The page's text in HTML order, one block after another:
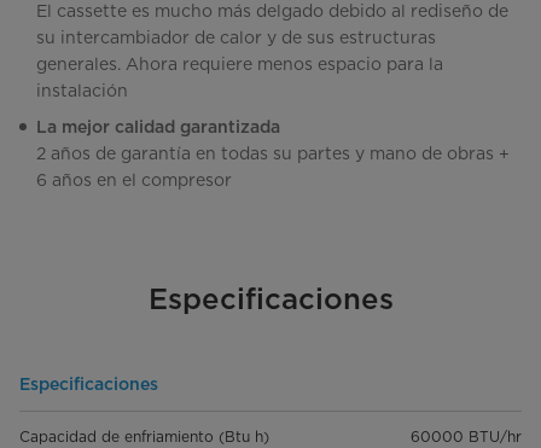
El cassette es mucho más delgado debido al rediseño de
su intercambiador de calor y de sus estructuras
generales. Ahora requiere menos espacio para la
instalación
La mejor calidad garantizada
2 años de garantía en todas su partes y mano de obras +
6 años en el compresor
Especificaciones
Especificaciones
Capacidad de enfriamiento (Btu h) 60000 BTU/hr